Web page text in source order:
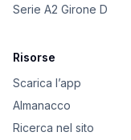
Serie A2 Girone D
Risorse
Scarica l’app
Almanacco
Ricerca nel sito